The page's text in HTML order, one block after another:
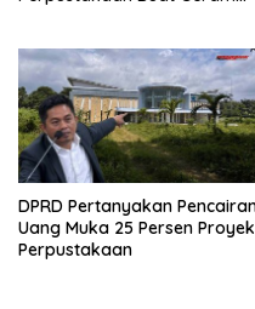
DPRD Pertanyakan
Uang Muka 25 Persen Proyek
Perpustakaan